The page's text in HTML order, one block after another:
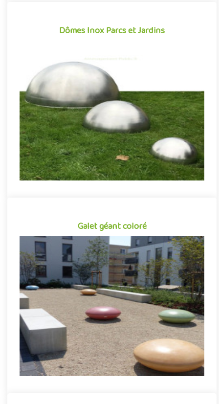
Dômes Inox Parcs et Jardins
Dômes Inox Parcs et Jardins
Jouant sur le relief et la perception spatiale de l’environnement,
les dômes inox ouvrent la voie à de nombreuses perspective..
Offre partenaire
Galet géant coloré
Galet géant coloré
Redéfinissant les standards du mobilier urbain, les bancs en
forme de galets géants colorés ouvrent la voie à davantage de
cr..
Offre partenaire